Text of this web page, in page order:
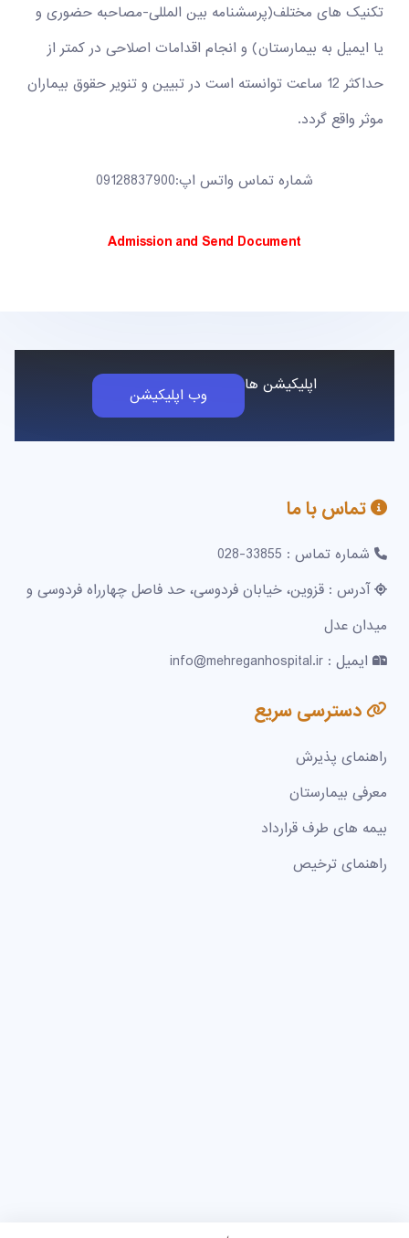
تکنیک های مختلف(پرسشنامه بین المللی-مصاحبه حضوری و
یا ایمیل به بیمارستان) و انجام اقدامات اصلاحی در کمتر از
حداکثر 12 ساعت توانسته است در تبیین و تنویر حقوق بیماران
موثر واقع گردد.
شماره تماس واتس اپ:09128837900
Admission and Send Document
اپلیکیشن ها وب اپلیکیشن
تماس با ما
شماره تماس : 33855-028
آدرس : قزوین، خیابان فردوسی، حد فاصل چهارراه فردوسی و
میدان عدل
ایمیل : info@mehreganhospital.ir
دسترسی سریع
راهنمای پذیرش
معرفی بیمارستان
بیمه های طرف قرارداد
راهنمای ترخیص